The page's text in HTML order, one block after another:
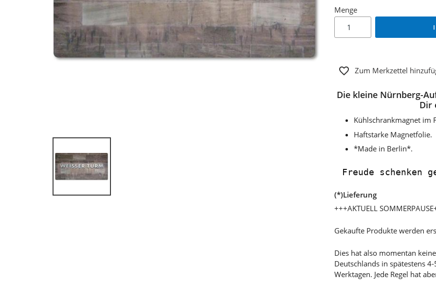
Menge
Zum Merkzettel
Die kleine Nürnberg-
Dir
Kühlschrankmagnet im
Haftstarke Magnetfolie.
*Made in Berlin*.
Freude schenken
(*)Lieferung
+++AKTUELL
Gekaufte Produkte werden
Dies hat also momentan
Deutschlands in spätestens
Werktagen. Jede Regel hat